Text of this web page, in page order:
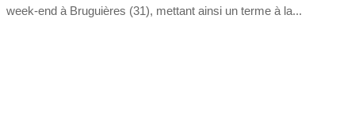
week-end à Bruguières (31), mettant ainsi un terme à la...